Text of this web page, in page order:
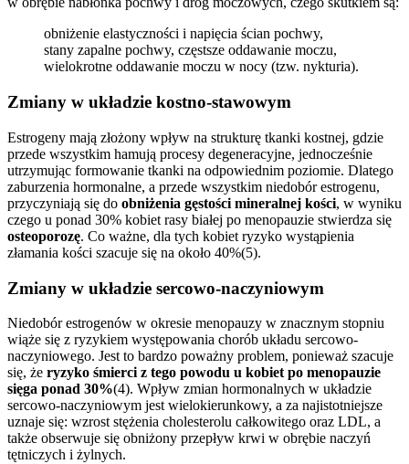
obniżenie elastyczności i napięcia ścian pochwy,
stany zapalne pochwy, częstsze oddawanie moczu,
wielokrotne oddawanie moczu w nocy (tzw. nykturia).
Zmiany w układzie kostno-stawowym
Estrogeny mają złożony wpływ na strukturę tkanki kostnej, gdzie
przede wszystkim hamują procesy degeneracyjne, jednocześnie
utrzymując formowanie tkanki na odpowiednim poziomie. Dlatego
zaburzenia hormonalne, a przede wszystkim niedobór estrogenu,
przyczyniają się do obniżenia gęstości mineralnej kości, w wyniku
czego u ponad 30% kobiet rasy białej po menopauzie stwierdza się
osteoporozę. Co ważne, dla tych kobiet ryzyko wystąpienia
złamania kości szacuje się na około 40%(5).
Zmiany w układzie sercowo-naczyniowym
Niedobór estrogenów w okresie menopauzy w znacznym stopniu
wiąże się z ryzykiem występowania chorób układu sercowo-
naczyniowego. Jest to bardzo poważny problem, ponieważ szacuje
się, że ryzyko śmierci z tego powodu u kobiet po menopauzie
sięga ponad 30%(4). Wpływ zmian hormonalnych w układzie
sercowo-naczyniowym jest wielokierunkowy, a za najistotniejsze
uznaje się: wzrost stężenia cholesterolu całkowitego oraz LDL, a
także obserwuje się obniżony przepływ krwi w obrębie naczyń
tętniczych i żylnych.